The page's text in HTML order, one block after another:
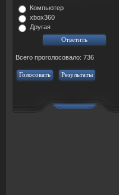
Компьютер
xbox360
Другая
Всего проголосовало: 736
Голосовать Результаты